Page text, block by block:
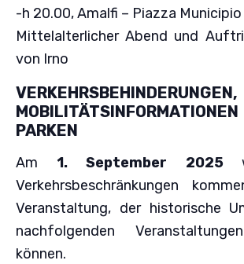
-h 20.00, Amalfi – Piazza Municipio
Mittelalterlicher Abend und
von Irno
VERKEHRSBEHINDERUNGEN,
PARKEN
Am 1. September 2025
Verkehrsbeschränkungen
Veranstaltung, der historische
nachfolgenden
können.